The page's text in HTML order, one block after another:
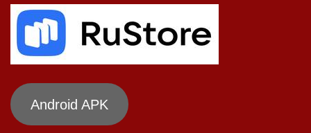
Android APK